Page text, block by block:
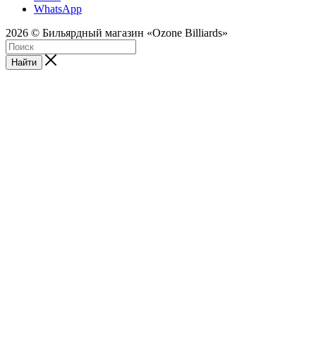
WhatsApp
2026 © Бильярдный магазин «Ozone Billiards»
Найти